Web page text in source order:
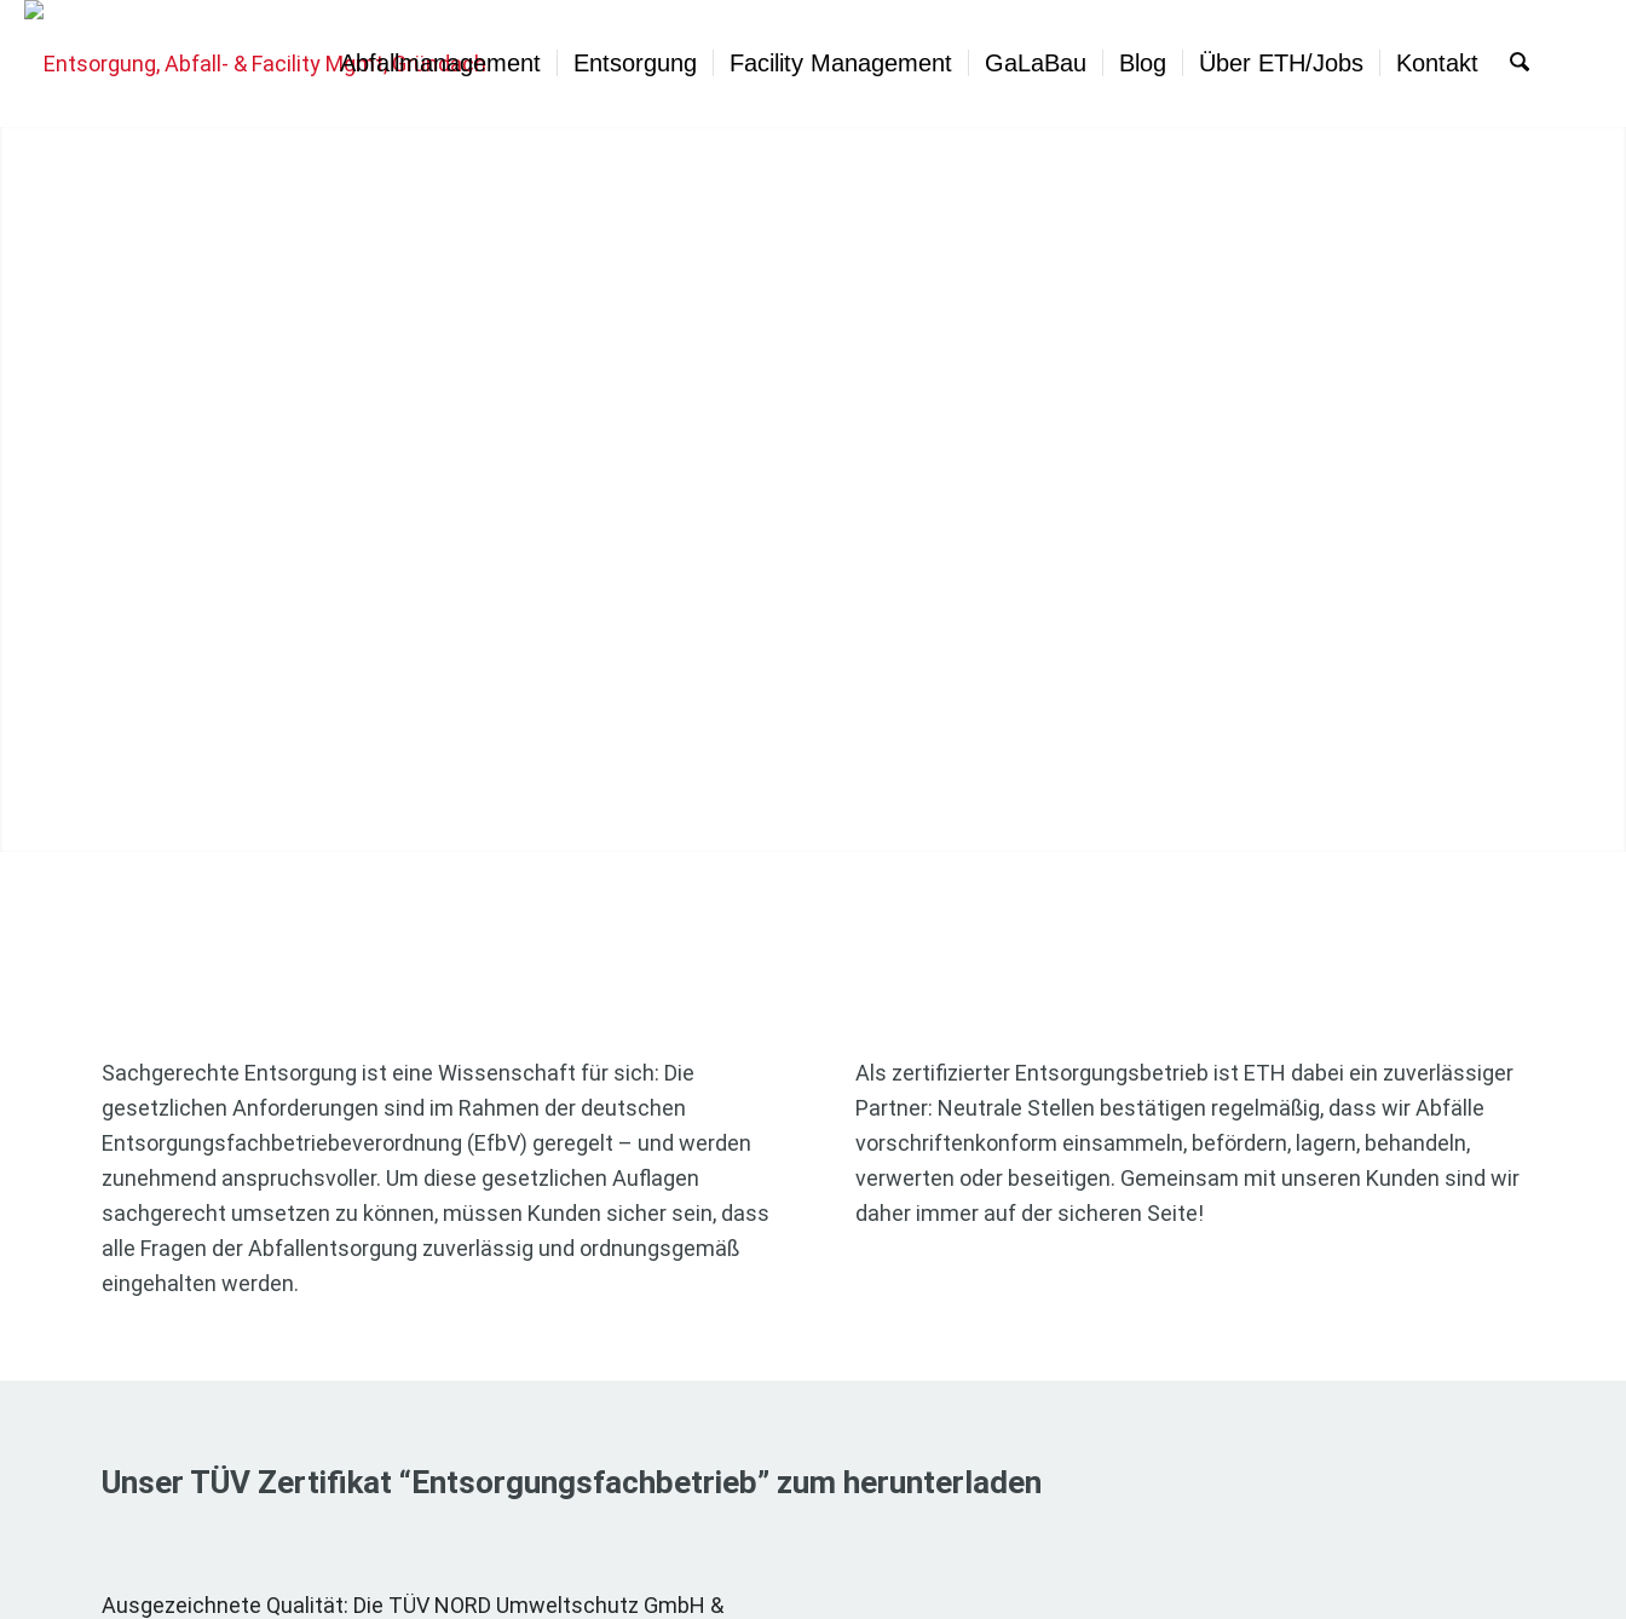
Abfallmanagement Entsorgung Facility Management GaLaBau Blog Über ETH/Jobs Kontakt
Sachgerechte Entsorgung ist eine Wissenschaft für sich: Die
gesetzlichen Anforderungen sind im Rahmen der deutschen
Entsorgungsfachbetriebeverordnung (EfbV) geregelt – und werden
zunehmend anspruchsvoller. Um diese gesetzlichen Auflagen
sachgerecht umsetzen zu können, müssen Kunden sicher sein, dass
alle Fragen der Abfallentsorgung zuverlässig und ordnungsgemäß
eingehalten werden.
Als zertifizierter Entsorgungsbetrieb ist ETH dabei ein zuverlässiger
Partner: Neutrale Stellen bestätigen regelmäßig, dass wir Abfälle
vorschriftenkonform einsammeln, befördern, lagern, behandeln,
verwerten oder beseitigen. Gemeinsam mit unseren Kunden sind wir
daher immer auf der sicheren Seite!
Unser TÜV Zertifikat “Entsorgungsfachbetrieb” zum herunterladen
Ausgezeichnete Qualität: Die TÜV NORD Umweltschutz GmbH &